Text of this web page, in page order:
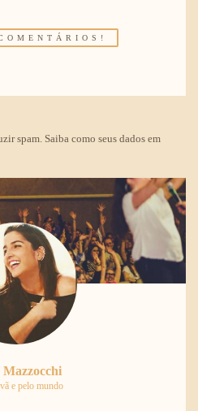
spam. Saiba como seus dados em
Mazzocchi
e pelo mundo